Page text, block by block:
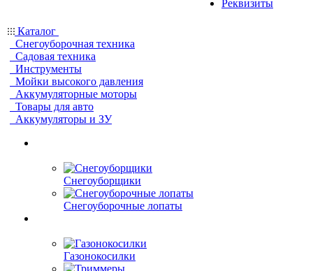
Реквизиты
Каталог
Снегоуборочная техника
Садовая техника
Инструменты
Мойки высокого давления
Аккумуляторные моторы
Товары для авто
Аккумуляторы и ЗУ
Снегоуборщики
Снегоуборочные лопаты
Газонокосилки